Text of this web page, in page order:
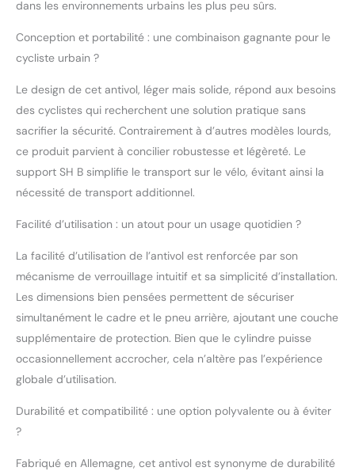
haute protection contre
attaques d'accès.
vélos haut de gamme
et vélos électriques -
hauteur 230 mm,
épaisseur de l'anse 13
mm, poids 1650 g, 2
clés incluses SH B-
universel innovant pour
s'adapte à différents
diamètres de cadre de
20 à 55 mm - le
support peut être fixé
horizontalement ou
verticalement au cadre
dans les environnements urbains les plus peu sûrs.
Conception et portabilité : une combinaison gagnante pour le
cycliste urbain ?
Le design de cet antivol, léger mais solide, répond aux besoins
des cyclistes qui recherchent une solution pratique sans
sacrifier la sécurité. Contrairement à d’autres modèles lourds,
ce produit parvient à concilier robustesse et légèreté. Le
support SH B simplifie le transport sur le vélo, évitant ainsi la
nécessité de transport additionnel.
Facilité d’utilisation : un atout pour un usage quotidien ?
La facilité d’utilisation de l’antivol est renforcée par son
mécanisme de verrouillage intuitif et sa simplicité d’installation.
Les dimensions bien pensées permettent de sécuriser
simultanément le cadre et le pneu arrière, ajoutant une couche
supplémentaire de protection. Bien que le cylindre puisse
occasionnellement accrocher, cela n’altère pas l’expérience
globale d’utilisation.
Durabilité et compatibilité : une option polyvalente ou à éviter
?
Fabriqué en Allemagne, cet antivol est synonyme de durabilité